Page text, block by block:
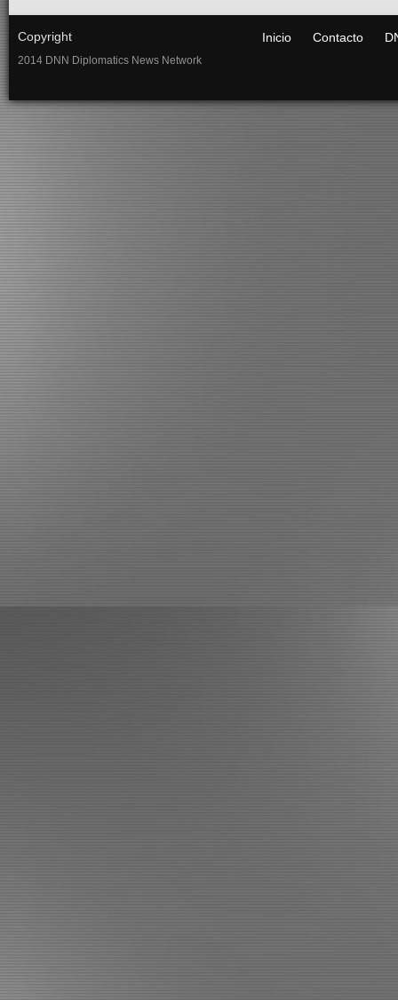
Copyright
2014 DNN Diplomatics News Network
Inicio Contacto